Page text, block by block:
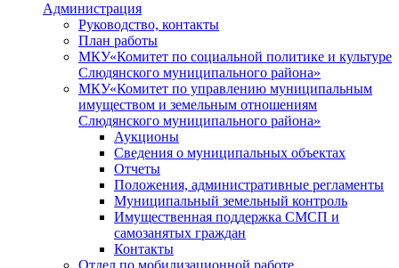
Администрация
Руководство, контакты
План работы
МКУ«Комитет по социальной политике и культуре
Слюдянского муниципального района»
МКУ«Комитет по управлению муниципальным
имуществом и земельным отношениям
Слюдянского муниципального района»
Аукционы
Сведения о муниципальных объектах
Отчеты
Положения, административные регламенты
Муниципальный земельный контроль
Имущественная поддержка СМСП и
самозанятых граждан
Контакты
Отдел по мобилизационной работе